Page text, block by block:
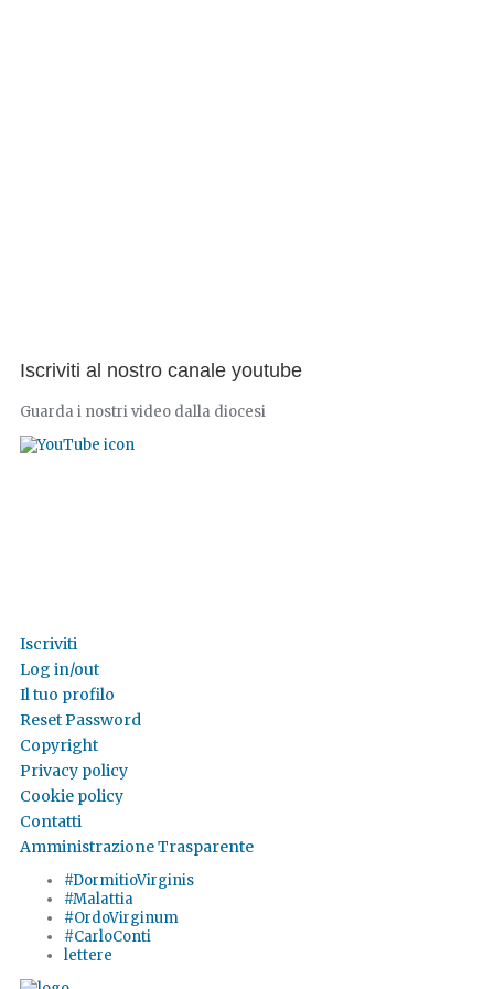
Iscriviti al nostro canale youtube
Guarda i nostri video dalla diocesi
Iscriviti
Log in/out
Il tuo profilo
Reset Password
Copyright
Privacy policy
Cookie policy
Contatti
Amministrazione Trasparente
#DormitioVirginis
#Malattia
#OrdoVirginum
#CarloConti
lettere